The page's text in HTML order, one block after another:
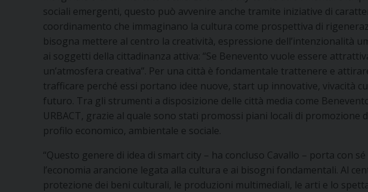
sociali emergenti, questo può avvenire anche tramite iniziative di
coordinamento che immaginano la cultura come prospettiva di
bisogna mettere al centro la creatività, espressione dell’intenzionalità
ai soggetti della cittadinanza attiva: “Se Benevento vuole essere
un’atmosfera creativa”. Per una città è fondamentale trattenere e
trafficare perché essi portano idee nuove, start up innovative, vivacità
futuro. Tra gli strumenti a disposizione delle città media come
URBACT, grazie al quale sono stati promossi piani locali di
profilo economico, ambientale e sociale.
“Questo genere di idea di smart city – ha concluso Cavallo – porta con
l’economia arancione legata alla cultura e ai bisogni fondamentali. Al
protezione dei beni culturali, le produzioni multimediali, le arti e lo